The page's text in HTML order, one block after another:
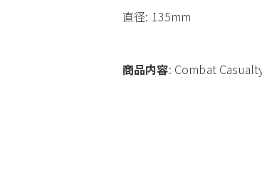
直径: 135mm
商品内容: Combat